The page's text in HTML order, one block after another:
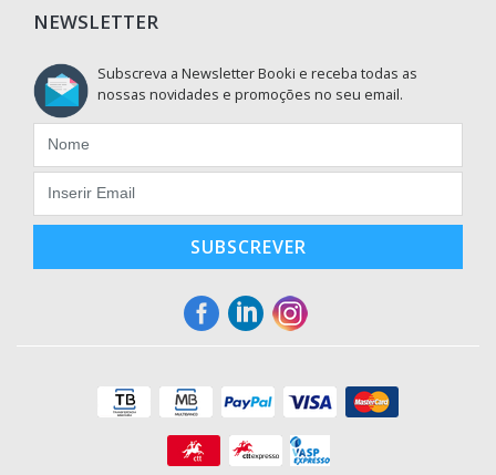
NEWSLETTER
Subscreva a Newsletter Booki e receba todas as
nossas novidades e promoções no seu email.
SUBSCREVER